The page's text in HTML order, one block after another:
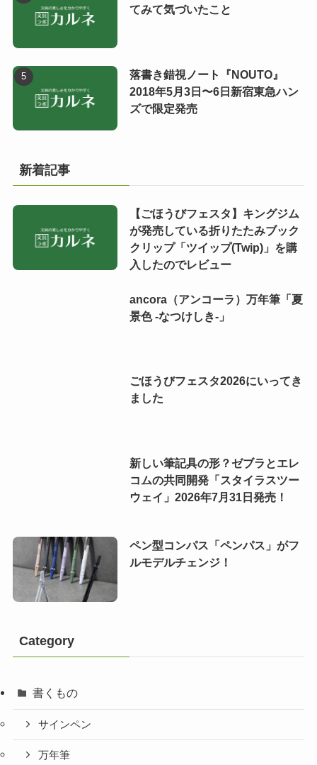
てみて気づいたこと
落書き錯視ノート『NOUTO』
2018年5月3日〜6日新宿東急ハン
ズで限定発売
新着記事
【ごほうびフェスタ】キングジム
が発売している折りたたみブック
クリップ「ツイップ(Twip)」を購
入したのでレビュー
ancora（アンコーラ）万年筆「夏
景色 -なつけしき-」
ごほうびフェスタ2026にいってき
ました
新しい筆記具の形？ゼブラとエレ
コムの共同開発「スタイラスツー
ウェイ」2026年7月31日発売！
ペン型コンパス「ペンパス」がフ
ルモデルチェンジ！
Category
書くもの
サインペン
万年筆